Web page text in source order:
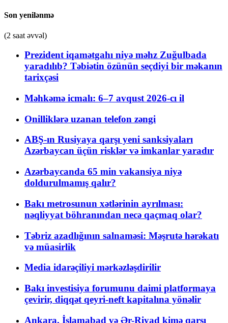
Son yenilənmə
(2 saat əvvəl)
Prezident iqamətgahı niyə məhz Zuğulbada
yaradılıb? Təbiətin özünün seçdiyi bir məkanın
tarixçəsi
Məhkəmə icmalı: 6–7 avqust 2026-cı il
Onilliklərə uzanan telefon zəngi
ABŞ-ın Rusiyaya qarşı yeni sanksiyaları
Azərbaycan üçün risklər və imkanlar yaradır
Azərbaycanda 65 min vakansiya niyə
doldurulmamış qalır?
Bakı metrosunun xətlərinin ayrılması:
nəqliyyat böhranından necə qaçmaq olar?
Təbriz azadlığının salnaməsi: Məşrutə hərəkatı
və müasirlik
Media idarəçiliyi mərkəzləşdirilir
Bakı investisiya forumunu daimi platformaya
çevirir, diqqət qeyri-neft kapitalına yönəlir
Ankara, İslamabad və Ər-Riyad kimə qarşı